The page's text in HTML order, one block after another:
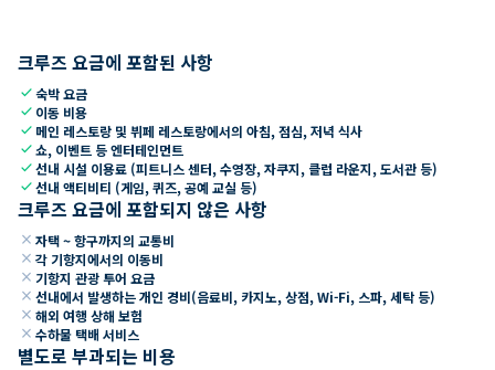
크루즈 요금에 포함된 사항
check숙박 요금
check 이동 비용
check 메인 레스토랑 및 뷔페 레스토랑에서의 아침, 점심, 저녁 식사
check쇼, 이벤트 등 엔터테인먼트
check선내 시설 이용료 (피트니스 센터, 수영장, 자쿠지, 클럽 라운지, 도서관 등)
check선내 액티비티 (게임, 퀴즈, 공예 교실 등)
크루즈 요금에 포함되지 않은 사항
close 자택 ~ 항구까지의 교통비
close 각 기항지에서의 이동비
close 기항지 관광 투어 요금
close 선내에서 발생하는 개인 경비(음료비, 카지노, 상점, Wi-Fi, 스파, 세탁 등)
close 해외 여행 상해 보험
close 수하물 택배 서비스
별도로 부과되는 비용